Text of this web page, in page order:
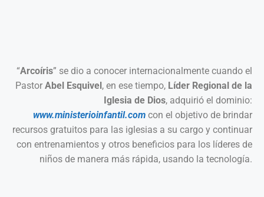
“Arcoíris” se dio a conocer internacionalmente cuando el
Pastor Abel Esquivel, en ese tiempo, Líder Regional de la
Iglesia de Dios, adquirió el dominio:
www.ministerioinfantil.com con el objetivo de brindar
recursos gratuitos para las iglesias a su cargo y continuar
con entrenamientos y otros beneficios para los líderes de
niños de manera más rápida, usando la tecnología.